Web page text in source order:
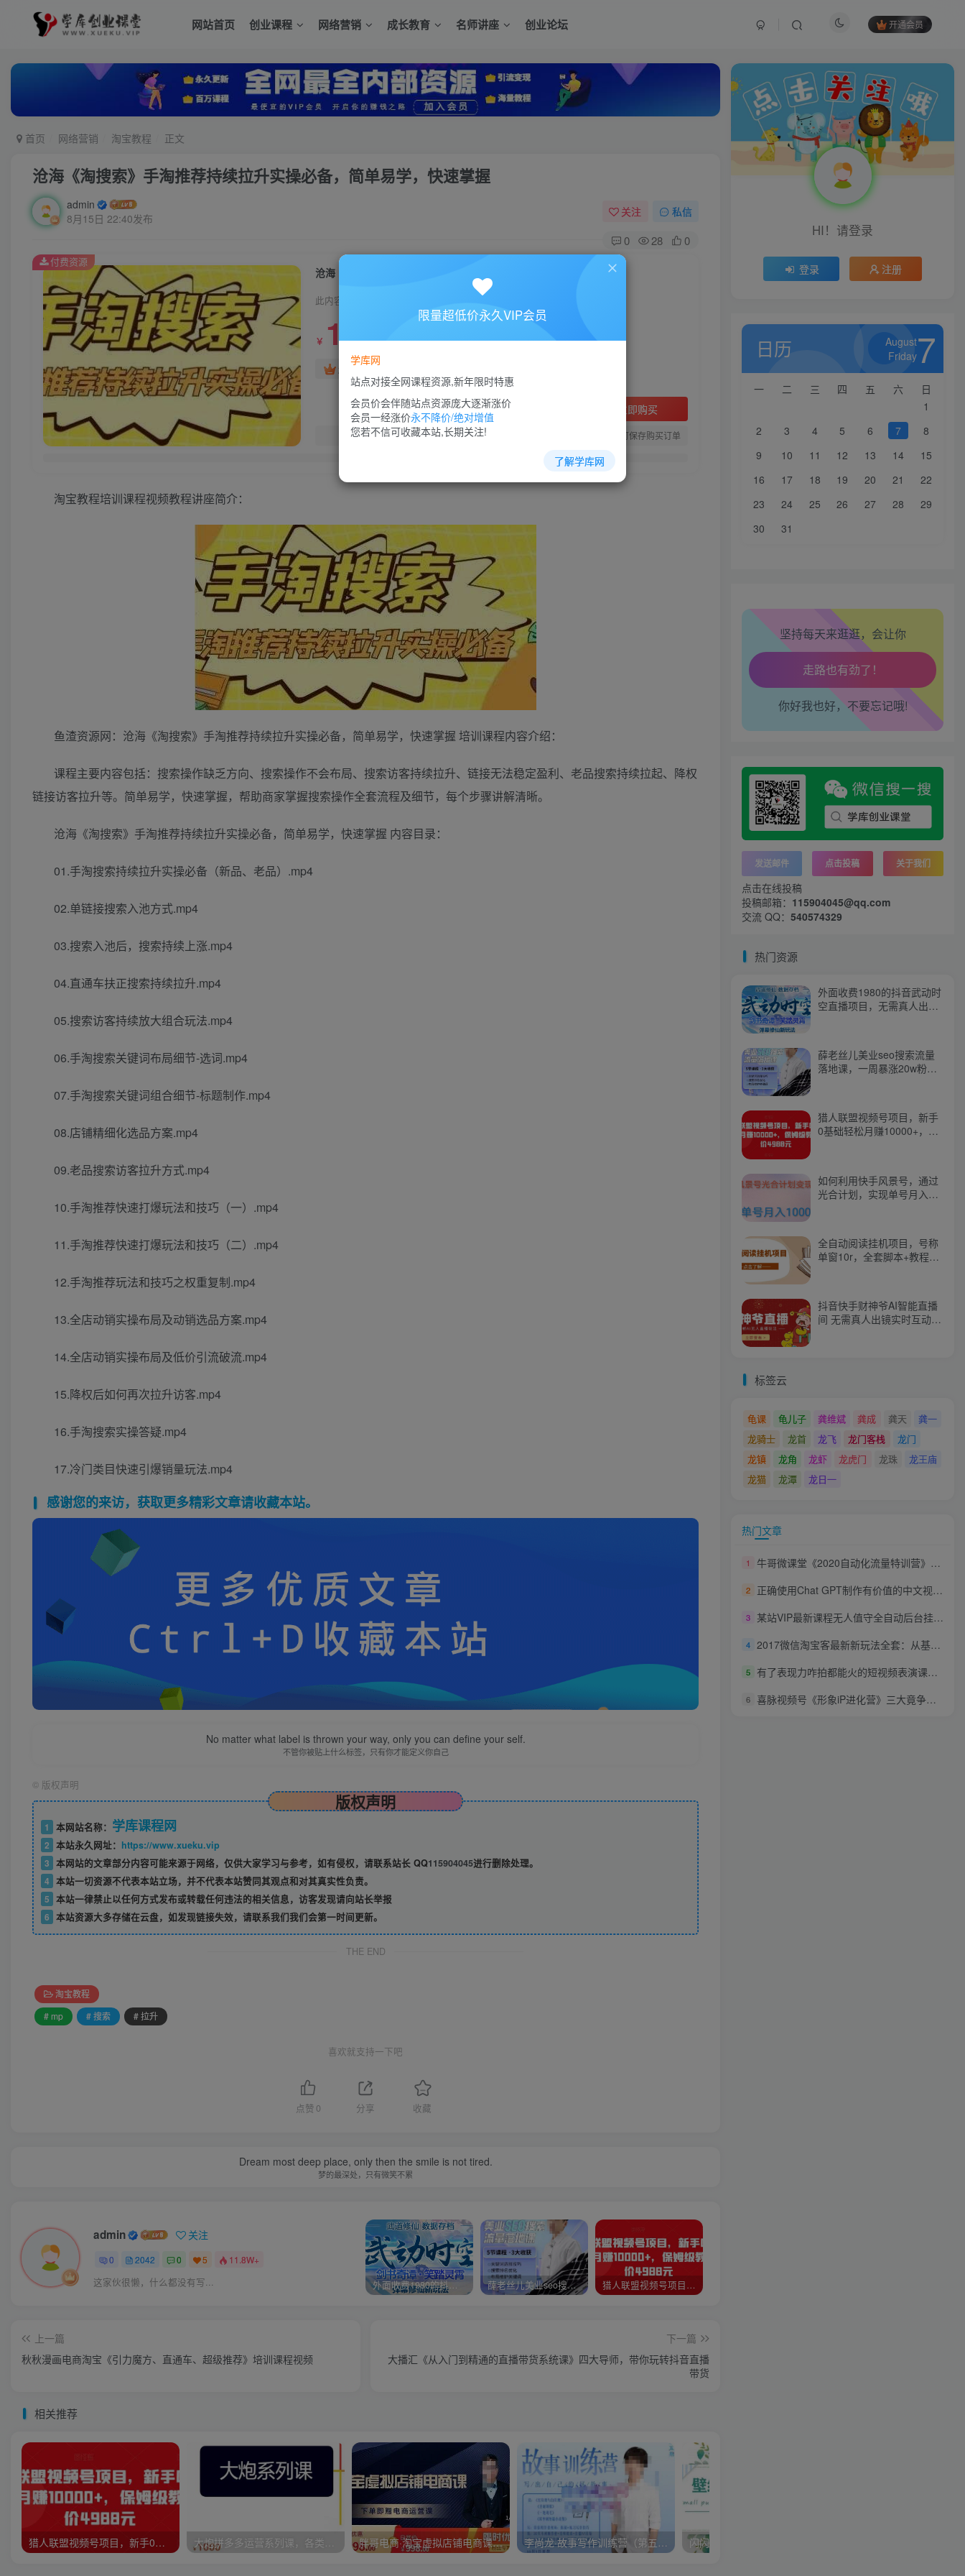
网站首页 创业课程 网络营销 成长教育 名师讲座 创业论坛 开通会员
首页 网络营销 淘宝教程 正文
沧海《淘搜索》手淘推荐持续拉升实操必备，简单易学，快速掌握
admin
8月15日 22:40发布
关注 私信
0 28 0
沧海《淘搜索》手淘推荐持续拉升实操必备，简单易学，快速掌握
此内容为付费资源，请付费后查看
￥ 10￥88
超级会员免费
立即购买
您当前未登录！建议登陆后购买，可保存购买订单
付费资源
淘宝教程培训课程视频教程讲座简介：
鱼渣资源网：沧海《淘搜索》手淘推荐持续拉升实操必备，简单易学，快速掌握 培训课程内容介绍：
课程主要内容包括：搜索操作缺乏方向、搜索操作不会布局、搜索访客持续拉升、链接无法稳定盈利、老品搜索持续拉起、降权
链接访客拉升等。简单易学，快速掌握，帮助商家掌握搜索操作全套流程及细节，每个步骤讲解清晰。
沧海《淘搜索》手淘推荐持续拉升实操必备，简单易学，快速掌握 内容目录：
01.手淘搜索持续拉升实操必备（新品、老品）.mp4
02.单链接搜索入池方式.mp4
03.搜索入池后，搜索持续上涨.mp4
04.直通车扶正搜索持续拉升.mp4
05.搜索访客持续放大组合玩法.mp4
06.手淘搜索关键词布局细节-选词.mp4
07.手淘搜索关键词组合细节-标题制作.mp4
08.店铺精细化选品方案.mp4
09.老品搜索访客拉升方式.mp4
10.手淘推荐快速打爆玩法和技巧（一）.mp4
11.手淘推荐快速打爆玩法和技巧（二）.mp4
12.手淘推荐玩法和技巧之权重复制.mp4
13.全店动销实操布局及动销选品方案.mp4
14.全店动销实操布局及低价引流破流.mp4
15.降权后如何再次拉升访客.mp4
16.手淘搜索实操答疑.mp4
17.冷门类目快速引爆销量玩法.mp4
感谢您的来访，获取更多精彩文章请收藏本站。
No matter what label is thrown your way, only you can define your self.
不管你被贴上什么标签，只有你才能定义你自己
© 版权声明
版权声明
1 本网站名称： 学库课程网
2 本站永久网址： https://www.xueku.vip
3 本网站的文章部分内容可能来源于网络，仅供大家学习与参考，如有侵权，请联系站长 QQ115904045进行删除处理。
4 本站一切资源不代表本站立场，并不代表本站赞同其观点和对其真实性负责。
5 本站一律禁止以任何方式发布或转载任何违法的相关信息，访客发现请向站长举报
6 本站资源大多存储在云盘，如发现链接失效，请联系我们我们会第一时间更新。
THE END
淘宝教程
# mp
# 搜索 # 拉升
喜欢就支持一下吧
点赞 0 分享 收藏
Dream most deep place, only then the smile is not tired.
梦的最深处，只有微笑不累
admin 关注
0 2042 0 5 11.8W+
这家伙很懒，什么都没有写... 外面收费1980的抖音武动时空直播项目，无需真人出镜，实时互动直播【软件+详细教程】 薛老丝儿美业seo搜索流量落地课，一周暴涨20w粉丝，全干货讲解 猎人联盟视频号项目，新手0基础轻松月赚10000+，保姆级教程原价4988元
上一篇
秋秋漫画电商淘宝《引力魔方、直通车、超级推荐》培训课程视频
下一篇
大播汇《从入门到精通的直播带货系统课》四大导师，带你玩转抖音直播
带货
相关推荐
猎人联盟视频号项目，新手0基础轻松月赚10000+，保姆级教程原价4988元 大炮拼多多运营系列课，各类​玩法合集，拼多多运营玩法实操 胖哥电商·淘宝虚拟店铺电商课，解决小白做电商的困惑，新人一台手机也能做电商 李尚龙·故事写作训练营（第五期），帮助你完成（精读、精写、练习、点评、复盘）的完整闭环
HI！请登录
登录 注册
日历
August
Friday7
一 二 三 四 五 六
日
1
2
3 4 5 6 7
8
9
10 11 12 13 14
15
16
17 18 19 20 21
22
23
24 25 26 27 28
29
30
31
坚持每天来逛逛，会让你
生活也美好了！
心情也舒畅了！
走路也有劲了！
腰也不酸了！
工作也轻松了！
你好我也好，不要忘记哦!
发送邮件 点击投稿 关于我们
点击在线投稿
投稿邮箱： 115904045@qq.com
交流 QQ： 540574329
热门资源
外面收费1980的抖音武动时
空直播项目，无需真人出
薛老丝儿美业seo搜索流量
落地课，一周暴涨20w粉
猎人联盟视频号项目，新手
0基础轻松月赚10000+，保
如何利用快手风景号，通过
光合计划，实现单号月入
全自动阅读挂机项目，号称
单窗10r，全套脚本+教程，
抖音快手财神爷AI智能直播
间 无需真人出镜实时互动
标签云
龟课 龟儿子 龚维斌 龚成 龚天
龚一
龙骑士
龙首 龙飞 龙门客栈
龙门
龙镇
龙角 龙虾 龙虎门 龙珠
龙王庙
龙猫
龙潭 龙日一
热门文章
1 牛哥微课堂《2020自动化流量特训营》30天5000有效粉丝正规项目
2 正确使用Chat GPT制作有价值的中文视频脚本，并在YouTube获利
3 某站VIP最新课程无人值守全自动后台挂机赚支付宝-每天收款-附收款图
4 2017微信淘宝客最新新玩法全套：从基础知识到引流及维护，月赚几千（4节课）
5 有了表现力咋拍都能火的短视频表演课，短视频爆款必备价值1390元
6 喜脉视频号《形象iP进化营》三大竟争视角带你打造超级iP
限量超低价永久VIP会员
学库网
站点对接全网课程资源,新年限时特惠
会员价会伴随站点资源庞大逐渐涨价
会员一经涨价永不降价/绝对增值
您若不信可收藏本站,长期关注!
了解学库网